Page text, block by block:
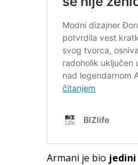
Armani je bio